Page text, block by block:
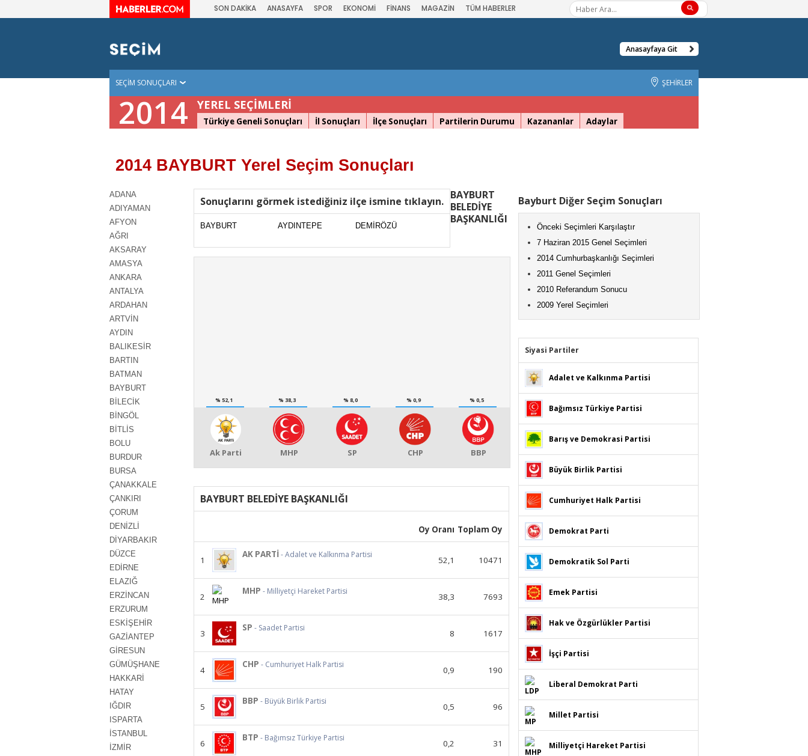
SON DAKİKA ANASAYFA SPOR EKONOMİ FİNANS MAGAZİN TÜM HABERLER
Anasayfaya Git
SEÇİM SONUÇLARI ŞEHİRLER
2014 YEREL SEÇİMLERİ
Türkiye Geneli Sonuçları İl Sonuçları İlçe Sonuçları Partilerin Durumu Kazananlar Adaylar
2014 BAYBURT Yerel Seçim Sonuçları
ADANA
ADIYAMAN
AFYON
AĞRI
AKSARAY
AMASYA
ANKARA
ANTALYA
ARDAHAN
ARTVİN
AYDIN
BALIKESİR
BARTIN
BATMAN
BAYBURT
BİLECİK
BİNGÖL
BİTLİS
BOLU
BURDUR
BURSA
ÇANAKKALE
ÇANKIRI
ÇORUM
DENİZLİ
DİYARBAKIR
DÜZCE
EDİRNE
ELAZIĞ
ERZİNCAN
ERZURUM
ESKİŞEHİR
GAZİANTEP
GİRESUN
GÜMÜŞHANE
HAKKARİ
HATAY
IĞDIR
ISPARTA
İSTANBUL
İZMİR
Sonuçlarını görmek istediğiniz ilçe ismine tıklayın.
BAYBURT AYDINTEPE DEMİRÖZÜ
BAYBURT
BELEDİYE
BAŞKANLIĞI
% 52,1
Ak Parti
% 38,3
MHP
% 8,0
SP
% 0,9
CHP
% 0,5
BBP
BAYBURT BELEDİYE BAŞKANLIĞI
Oy Oranı Toplam Oy
1
AK PARTİ- Adalet ve Kalkınma Partisi
52,1 10471
2
MHP - Milliyetçi Hareket Partisi
38,3 7693
3
SP - Saadet Partisi
8 1617
4
CHP - Cumhuriyet Halk Partisi
0,9 190
5
BBP - Büyük Birlik Partisi
0,5 96
6
BTP - Bağımsız Türkiye Partisi
0,2 31
Bayburt Diğer Seçim Sonuçları
Önceki Seçimleri Karşılaştır
7 Haziran 2015 Genel Seçimleri
2014 Cumhurbaşkanlığı Seçimleri
2011 Genel Seçimleri
2010 Referandum Sonucu
2009 Yerel Seçimleri
Siyasi Partiler
Adalet ve Kalkınma Partisi
Bağımsız Türkiye Partisi
Barış ve Demokrasi Partisi
Büyük Birlik Partisi
Cumhuriyet Halk Partisi
Demokrat Parti
Demokratik Sol Parti
Emek Partisi
Hak ve Özgürlükler Partisi
İşçi Partisi
Liberal Demokrat Parti
Millet Partisi
Milliyetçi Hareket Partisi